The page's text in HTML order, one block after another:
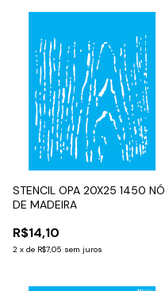
STENCIL OPA 20X25 1450 NÓ
DE MADEIRA
R$14,10
2 x de R$7,05 sem juros